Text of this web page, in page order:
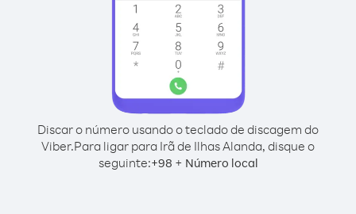
Discar o número usando o teclado de discagem do
Viber.Para ligar para Irã de Ilhas Alanda, disque o
seguinte:+98 + Número local